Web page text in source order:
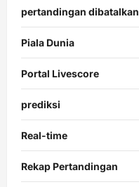
pertandingan dibatalkan
Piala Dunia
Portal Livescore
prediksi
Real-time
Rekap Pertandingan